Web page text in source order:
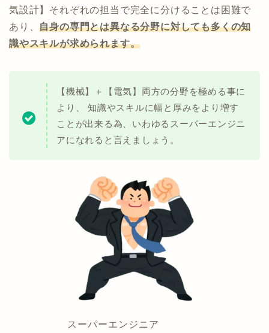
気設計】それぞれの担当で完全に分けることは困難で
あり、自身の専門とは異なる分野に対しても多くの知
識やスキルが求められます。
【機械】＋【電気】両方の分野を極める事に
より、 知識やスキルに幅と厚みをより増す
ことが出来る為、いわゆるスーパーエンジニ
アになれると言えましょう。
スーパーエンジニア